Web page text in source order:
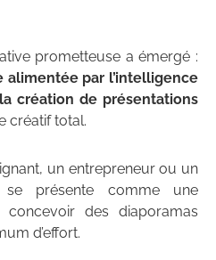
prometteuse a émergé :
alimentée par l’intelligence
création de présentations
créatif total.
un entrepreneur ou un
se présente comme une
des diaporamas
d’effort.